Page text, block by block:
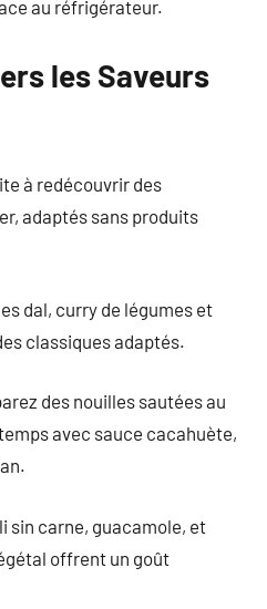
au réfrigérateur.
les Saveurs
à redécouvrir des
adaptés sans produits
dal, curry de légumes et
classiques adaptés.
des nouilles sautées au
avec sauce cacahuète,
sin carne, guacamole, et
offrent un goût